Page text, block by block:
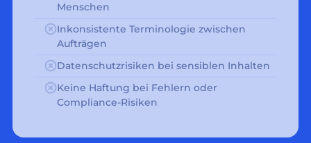
Menschen
Inkonsistente Terminologie zwischen
Aufträgen
Datenschutzrisiken bei sensiblen Inhalten
Keine Haftung bei Fehlern oder
Compliance-Risiken